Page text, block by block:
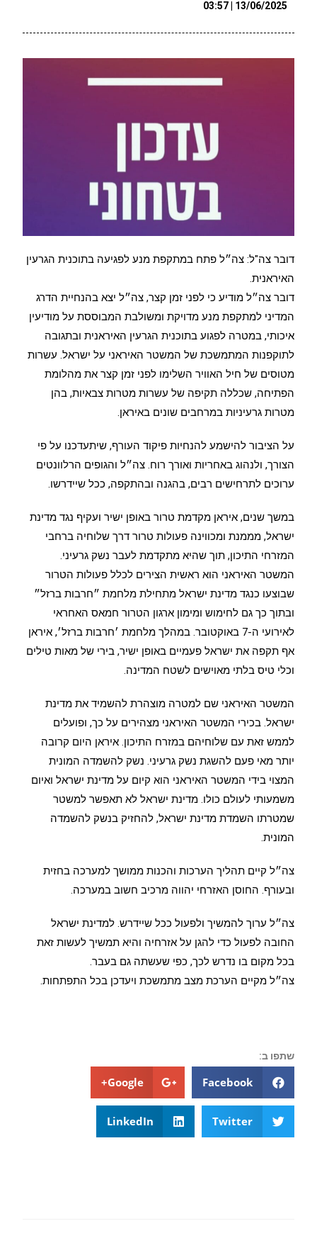
13/06/2025 | 03:57
דובר צה"ל: צה״ל פתח במתקפת מנע לפגיעה בתוכנית הגרעין
האיראנית.
דובר צה״ל מודיע כי לפני זמן קצר, צה״ל יצא בהנחיית הדרג
המדיני למתקפת מנע מדויקת ומשולבת המבוססת על מודיעין
איכותי, במטרה לפגוע בתוכנית הגרעין האיראנית ובתגובה
לתוקפנות המתמשכת של המשטר האיראני על ישראל. עשרות
מטוסים של חיל האוויר השלימו לפני זמן קצר את מהלומת
הפתיחה, שכללה תקיפה של עשרות מטרות צבאיות, בהן
מטרות גרעיניות במרחבים שונים באיראן.
על הציבור להישמע להנחיות פיקוד העורף, שיתעדכנו על פי
הצורך, ולנהוג באחריות ואורך רוח. צה״ל והגופים הרלוונטים
ערוכים לתרחישים רבים, בהגנה ובהתקפה, ככל שיידרשו.
במשך שנים, איראן מקדמת טרור באופן ישיר ועקיף נגד מדינת
ישראל, מממנת ומכווינה פעולות טרור דרך שלוחיה ברחבי
המזרחי התיכון, תוך שהיא מתקדמת לעבר נשק גרעיני.
המשטר האיראני הוא ראשית הצירים לכלל פעולות הטרור
שבוצעו כנגד מדינת ישראל מתחילת מלחמת ״חרבות ברזל״
ובתוך כך גם לחימוש ומימון ארגון הטרור חמאס האחראי
לאירועי ה-7 באוקטובר. במהלך מלחמת ׳חרבות ברזל׳, איראן
אף תקפה את ישראל פעמיים באופן ישיר, בירי של מאות טילים
וכלי טיס בלתי מאוישים לשטח המדינה.
המשטר האיראני שם למטרה מוצהרת להשמיד את מדינת
ישראל. בכירי המשטר האיראני מצהירים על כך, ופועלים
לממש זאת עם שלוחיהם במזרח התיכון. איראן היום קרובה
יותר מאי פעם להשגת נשק גרעיני. נשק להשמדה המונית
המצוי בידי המשטר האיראני הוא קיום על מדינת ישראל ואיום
משמעותי לעולם כולו. מדינת ישראל לא תאפשר למשטר
שמטרתו השמדת מדינת ישראל, להחזיק בנשק להשמדה
המונית.
צה״ל קיים תהליך הערכות והכנות ממושך למערכה בחזית
ובעורף. החוסן האזרחי יהווה מרכיב חשוב במערכה.
צה״ל ערוך להמשיך ולפעול ככל שיידרש. למדינת ישראל
החובה לפעול כדי להגן על אזרחיה והיא תמשיך לעשות זאת
בכל מקום בו נדרש לכך, כפי שעשתה גם בעבר.
צה״ל מקיים הערכת מצב מתמשכת ויעדכן בכל התפתחות.
שתפו ב:
Facebook
Google+
Twitter
LinkedIn